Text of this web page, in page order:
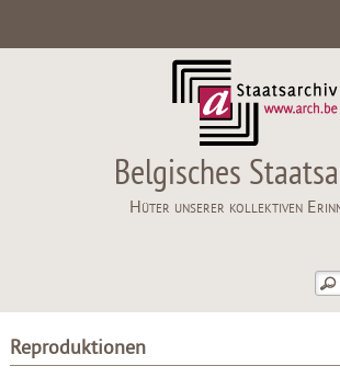
Belgisches
Hüter unserer kollektiven
Reproduktionen